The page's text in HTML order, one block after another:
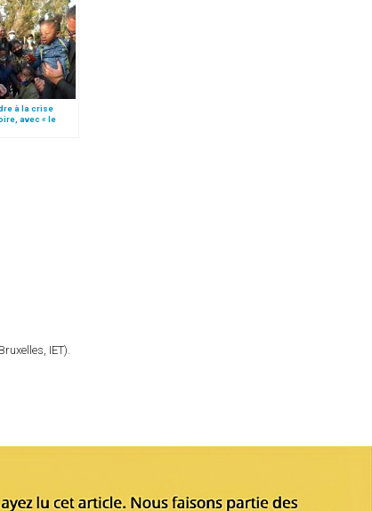
à la crise
avec « le
IET).